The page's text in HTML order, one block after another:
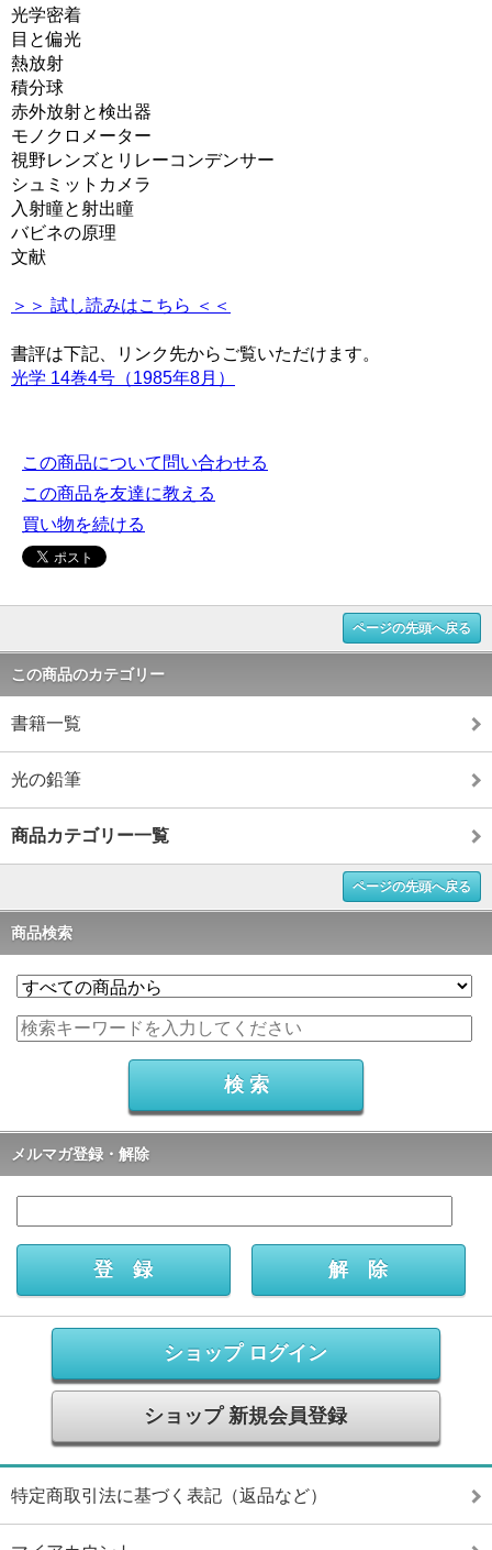
光学密着
目と偏光
熱放射
積分球
赤外放射と検出器
モノクロメーター
視野レンズとリレーコンデンサー
シュミットカメラ
入射瞳と射出瞳
バビネの原理
文献
＞＞ 試し読みはこちら ＜＜
書評は下記、リンク先からご覧いただけます。
光学 14巻4号（1985年8月）
この商品について問い合わせる
この商品を友達に教える
買い物を続ける
ページの先頭へ戻る
この商品のカテゴリー
書籍一覧
光の鉛筆
商品カテゴリー一覧
ページの先頭へ戻る
商品検索
メルマガ登録・解除
ショップ ログイン
ショップ 新規会員登録
特定商取引法に基づく表記（返品など）